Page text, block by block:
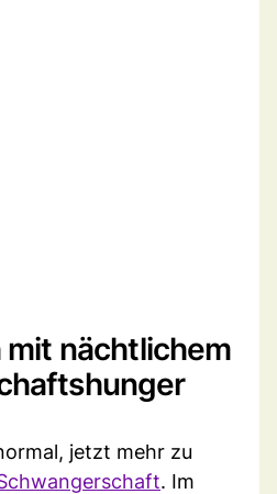
mit nächtlichem
jetzt mehr zu
. Im